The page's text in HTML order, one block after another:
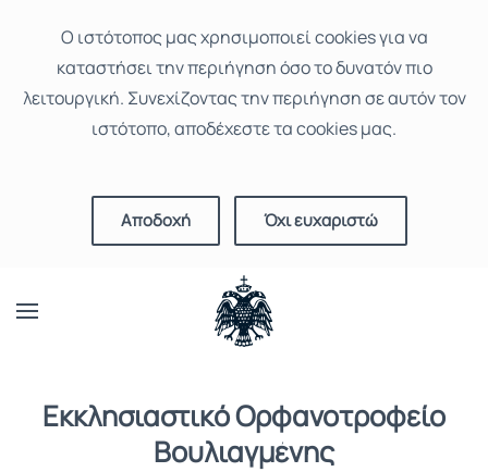
Ο ιστότοπoς μας χρησιμοποιεί cookies για να
καταστήσει την περιήγηση όσο το δυνατόν πιο
λειτουργική. Συνεχίζοντας την περιήγηση σε αυτόν τον
ιστότοπο, αποδέχεστε τα cookies μας.
Αποδοχή Όχι ευχαριστώ
Εκκλησιαστικό Ορφανοτροφείο
Βουλιαγμένης